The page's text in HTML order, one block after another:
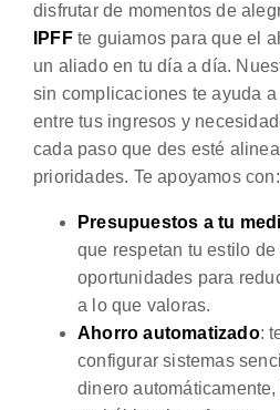
disfrutar de momentos de
IPFFte guiamos para que el
un aliado en tu día a día.
sin complicaciones te ayuda
entre tus ingresos y
cada paso que des esté
prioridades. Te apoyamos con:
Presupuestos a tu
que respetan tu estilo
oportunidades para
a lo que valoras.
Ahorro automatizado:
configurar sistemas
dinero